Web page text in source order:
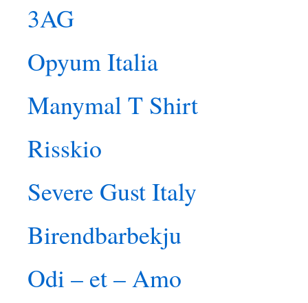
3AG
Opyum Italia
Manymal T Shirt
Risskio
Severe Gust Italy
Birendbarbekju
Odi – et – Amo